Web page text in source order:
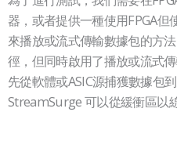
器，或者提供一種使用FPGA
來播放或流式傳輸數據包的方
徑，但同時啟用了播放或流式
先從軟體或ASIC源捕獲數據包
StreamSurge 可以從緩衝區以